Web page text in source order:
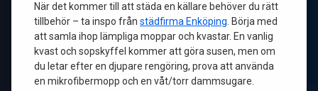
När det kommer till att städa en källare behöver du rätt
tillbehör – ta inspo från städfirma Enköping . Börja med
att samla ihop lämpliga moppar och kvastar. En vanlig
kvast och sopskyffel kommer att göra susen, men om
du letar efter en djupare rengöring, prova att använda
en mikrofibermopp och en våt/torr dammsugare.